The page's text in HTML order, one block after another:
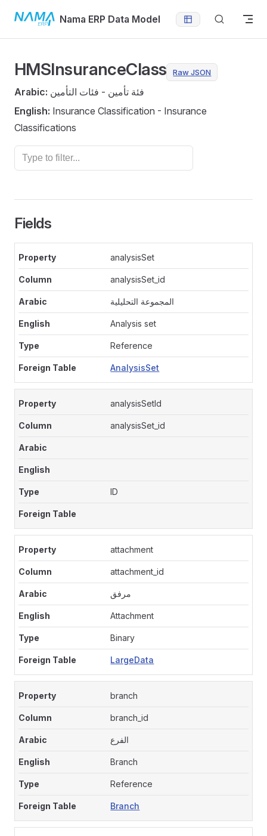
Skip to contentNama ERP Data Model
HMSInsuranceClass Raw JSON
Arabic: فئة تأمين - فئات التأمين
English: Insurance Classification - Insurance
Classifications
Fields
analysisSet
analysisSet_id
المجموعة التحليلية
Analysis set
Reference
AnalysisSet
analysisSetId
analysisSet_id
ID
attachment
attachment_id
مرفق
Attachment
Binary
LargeData
branch
branch_id
الفرع
Branch
Reference
Branch